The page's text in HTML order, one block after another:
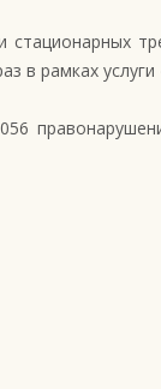
стационарных
в рамках